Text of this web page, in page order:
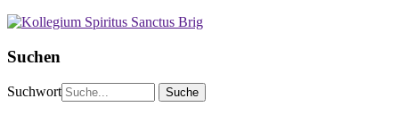
Suchen
Suchwort